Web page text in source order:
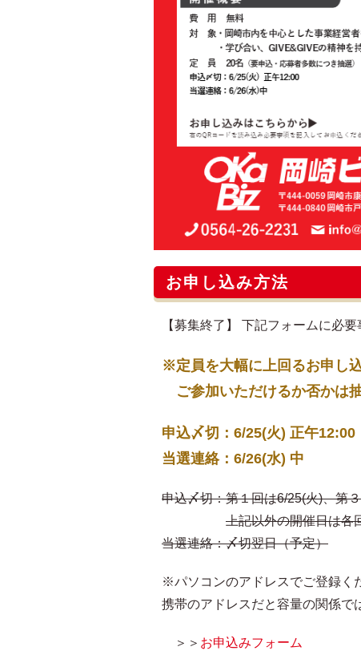
お申し込み方法
【募集終了】 下記フォームに必
※定員を大幅に上回るお申し
ご参加いただけるか否かは
申込〆切：6/25(火) 正午12:00
当選連絡：6/26(水) 中
申込〆切：第１回は6/25(火)、第
上記以外の開催日は各
当選連絡：〆切翌日（予定）
※パソコンのアドレスでご登録く
携帯のアドレスだと容量の関係で
＞＞ お申込みフォーム